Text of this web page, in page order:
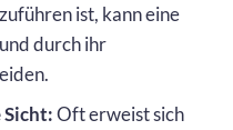
ist, kann eine
durch ihr
Sicht:Oft erweist sich